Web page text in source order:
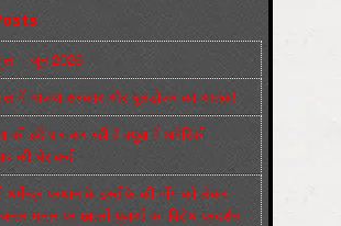
– जून 2026
में भाजपा सरकार और बुलडोज़र का आतंक!
की हदें पार कर रही है क्यूबा में अमेरिकी
की घेराबन्दी
धर्मेन्द्र प्रधान के इस्तीफ़े की माँग को लेकर
मन्तर पर छात्रों-युवाओं का विरोध प्रदर्शन